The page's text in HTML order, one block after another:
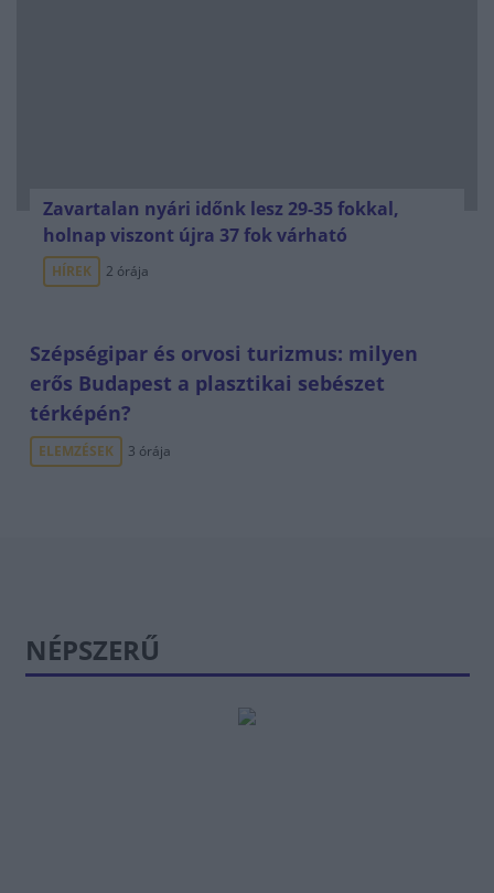
Zavartalan nyári időnk lesz 29-35 fokkal,
holnap viszont újra 37 fok várható
HÍREK 2 órája
Szépségipar és orvosi turizmus: milyen
erős Budapest a plasztikai sebészet
térképén?
ELEMZÉSEK 3 órája
NÉPSZERŰ